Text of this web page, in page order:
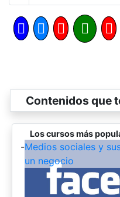
Contenidos que
Los cursos más
-Medios sociales y
un negocio